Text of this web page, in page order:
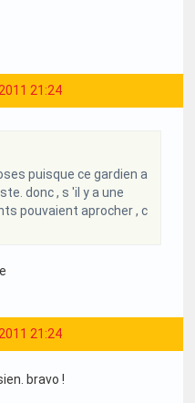
21:24
puisque ce gardien a
donc , s 'il y a une
pouvaient aprocher , c
21:24
bravo !